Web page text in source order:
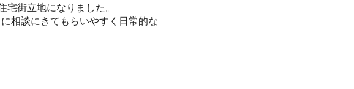
街立地になりました。
相談にきてもらいやすく日常的な